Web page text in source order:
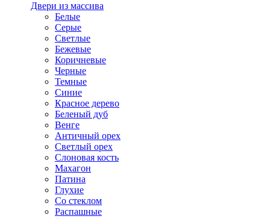
Двери из массива
Белые
Серые
Светлые
Бежевые
Коричневые
Черные
Темные
Синие
Красное дерево
Беленый дуб
Венге
Античный орех
Светлый орех
Слоновая кость
Махагон
Патина
Глухие
Со стеклом
Распашные